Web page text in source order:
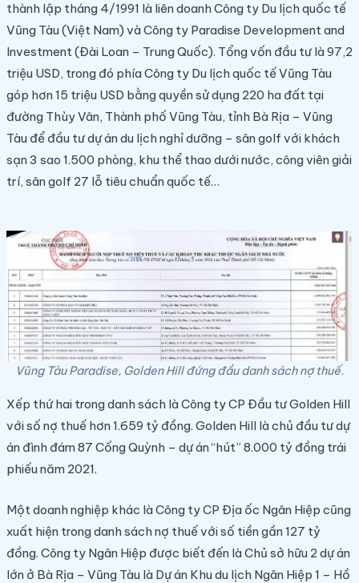
thành lập tháng 4/1991 là liên doanh Công ty Du lịch quốc tế
Vũng Tàu (Việt Nam) và Công ty Paradise Development and
Investment (Đài Loan – Trung Quốc). Tổng vốn đầu tư là 97,2
triệu USD, trong đó phía Công ty Du lịch quốc tế Vũng Tàu
góp hơn 15 triệu USD bằng quyền sử dụng 220 ha đất tại
đường Thùy Vân, Thành phố Vũng Tàu, tỉnh Bà Rịa – Vũng
Tàu để đầu tư dự án du lịch nghỉ dưỡng – sân golf với khách
sạn 3 sao 1.500 phòng, khu thể thao dưới nước, công viên giải
trí, sân golf 27 lỗ tiêu chuẩn quốc tế…
Vũng Tàu Paradise, Golden Hill đứng đầu danh sách nợ thuế.
Xếp thứ hai trong danh sách là Công ty CP Đầu tư Golden Hill
với số nợ thuế hơn 1.659 tỷ đồng. Golden Hill là chủ đầu tư dự
án đình đám 87 Cống Quỳnh – dự án “hút” 8.000 tỷ đồng trái
phiếu năm 2021.
Một doanh nghiệp khác là Công ty CP Địa ốc Ngân Hiệp cũng
xuất hiện trong danh sách nợ thuế với số tiền gần 127 tỷ
đồng. Công ty Ngân Hiệp được biết đến là Chủ sở hữu 2 dự án
lớn ở Bà Rịa – Vũng Tàu là Dự án Khu du lịch Ngân Hiệp 1 – Hồ